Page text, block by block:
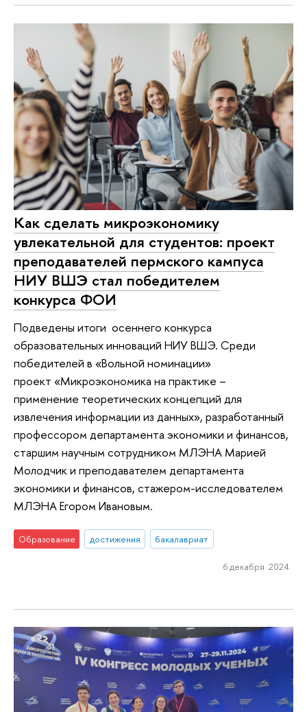
Как сделать микроэкономику
увлекательной для студентов: проект
преподавателей пермского кампуса
НИУ ВШЭ стал победителем
конкурса ФОИ
Подведены итоги осеннего конкурса
образовательных инноваций НИУ ВШЭ. Среди
победителей в «Вольной номинации»
проект «Микроэкономика на практике –
применение теоретических концепций для
извлечения информации из данных», разработанный
профессором департамента экономики и финансов,
старшим научным сотрудником МЛЭНА Марией
Молодчик и преподавателем департамента
экономики и финансов, стажером-исследователем
МЛЭНА Егором Ивановым.
Образование достижения бакалавриат
6 декабря 2024